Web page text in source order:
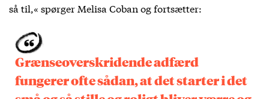
så til,« spørger Melisa Coban og fortsætter:
Grænseoverskridende adfærd
fungerer ofte sådan, at det starter i det